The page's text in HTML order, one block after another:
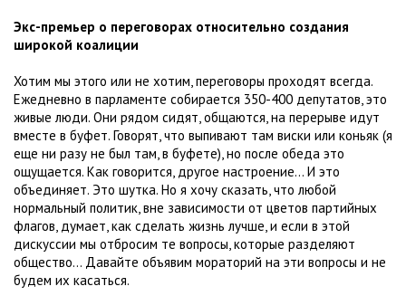
Экс-премьер о переговорах относительно создания
широкой коалиции
Хотим мы этого или не хотим, переговоры проходят всегда.
Ежедневно в парламенте собирается 350-400 депутатов, это
живые люди. Они рядом сидят, общаются, на перерыве идут
вместе в буфет. Говорят, что выпивают там виски или коньяк (я
еще ни разу не был там, в буфете), но после обеда это
ощущается. Как говорится, другое настроение… И это
объединяет. Это шутка. Но я хочу сказать, что любой
нормальный политик, вне зависимости от цветов партийных
флагов, думает, как сделать жизнь лучше, и если в этой
дискуссии мы отбросим те вопросы, которые разделяют
общество… Давайте объявим мораторий на эти вопросы и не
будем их касаться.